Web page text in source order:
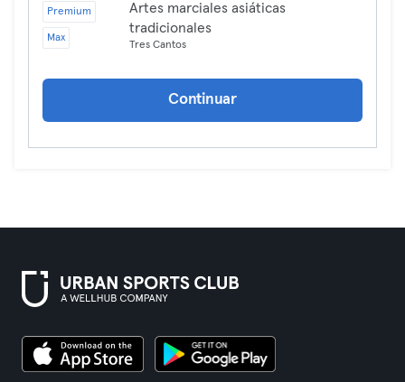
Premium
Max
Artes marciales asiáticas
tradicionales
Tres Cantos
Continuar